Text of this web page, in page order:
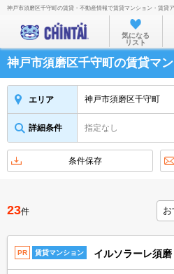
お部屋を探
沿線
住所
家賃
物件
不動
TOP
神戸市須磨区千守町の賃貸・不動産情報で賃貸マンション・賃貸
気になる
リスト
神戸市須磨区千守町の賃貸マ
エリア 神戸市須磨区千守町
詳細条件 指定なし
条件保存
23件
PR 賃貸マンション イルソラーレ須磨